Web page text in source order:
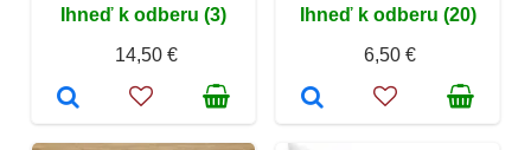
Ihneď k odberu (3)
14,50 €
Ihneď k odberu (20)
6,50 €